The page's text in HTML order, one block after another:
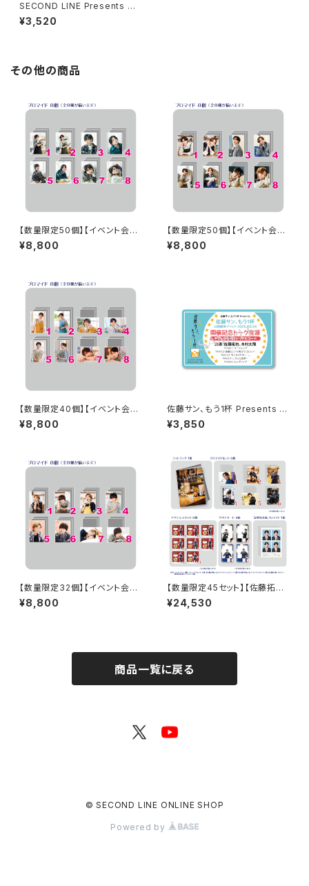
SECOND LINE Presents み
んなに会いに行くよ! 第44回 in
山形 パンフレット
¥3,520
その他の商品
【数量限定50個】【イベント会場
特典付き】SECOND LINE Pre
sents みんなに会いに行くよ!
¥8,800
【数量限定50個】【イベント会場
特典付き】SECOND LINE Pre
sents みんなに会いに行くよ!
¥8,800
【数量限定40個】【イベント会場
特典付き】SECOND LINE Pre
sents みんなに会いに行くよ!
¥8,800
佐藤サン、もう1杯 Presents 佐
藤サン、もう1杯 公開録音イベン
ト 2026.05.24 開催記念トーク
¥3,850
【数量限定32個】【イベント会場
特典付き】SECOND LINE Pre
sents みんなに会いに行くよ!
¥8,800
【数量限定45セット】【佐藤拓也
さん直筆サイン入りフォトブッ
ク】【イベント会場特典付き】佐
ト
¥24,530
商品一覧に戻る
© SECOND LINE ONLINE SHOP
Powered by